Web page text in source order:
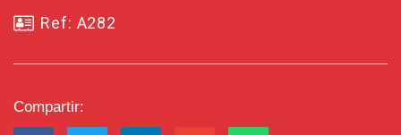
Ref: A282
Compartir: